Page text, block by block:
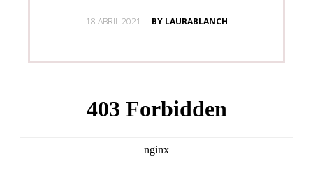
POSTED
18 ABRIL 2021 BY LAURABLANCH